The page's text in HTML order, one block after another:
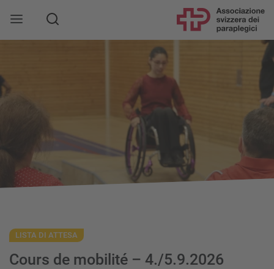
LISTA DI ATTESA
Cours de mobilité – 4./5.9.2026